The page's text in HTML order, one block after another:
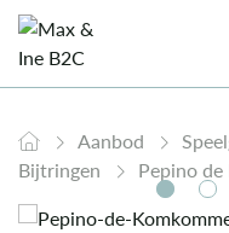
Aanbod
Bijtringen
Pepino